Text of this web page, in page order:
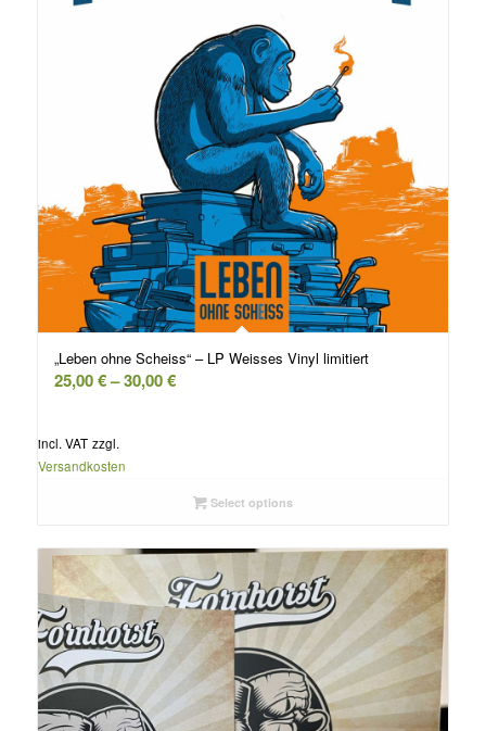
„Leben ohne Scheiss“ – LP Weisses Vinyl limitiert
25,00€–30,00€
incl. VAT zzgl.
Versandkosten
Select options